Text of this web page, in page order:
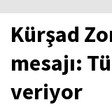
Kürşad
mesajı:
veriyor